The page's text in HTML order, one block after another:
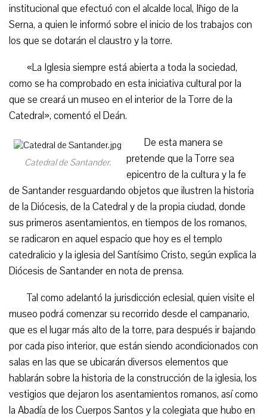
institucional que efectuó con el alcalde local, Iñigo de la
Serna, a quien le informó sobre el inicio de los trabajos con
los que se dotarán el claustro y la torre.
«La Iglesia siempre está abierta a toda la sociedad,
como se ha comprobado en esta iniciativa cultural por la
que se creará un museo en el interior de la Torre de la
Catedral», comentó el Deán.
Catedral de Santander.
De esta manera se
pretende que la Torre sea
epicentro de la cultura y la fe
de Santander resguardando objetos que ilustren la historia
de la Diócesis, de la Catedral y de la propia ciudad, donde
sus primeros asentamientos, en tiempos de los romanos,
se radicaron en aquel espacio que hoy es el templo
catedralicio y la iglesia del Santísimo Cristo, según explica la
Diócesis de Santander en nota de prensa.
Tal como adelantó la jurisdicción eclesial, quien visite el
museo podrá comenzar su recorrido desde el campanario,
que es el lugar más alto de la torre, para después ir bajando
por cada piso interior, que están siendo acondicionados con
salas en las que se ubicarán diversos elementos que
hablarán sobre la historia de la construcción de la iglesia, los
vestigios que dejaron los asentamientos romanos, así como
la Abadía de los Cuerpos Santos y la colegiata que hubo en